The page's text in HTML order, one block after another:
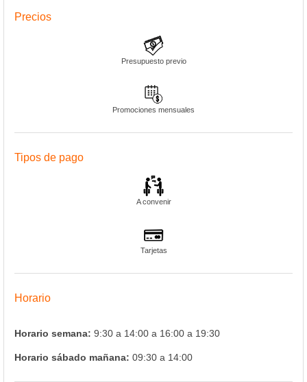
Precios
Presupuesto previo
Promociones mensuales
Tipos de pago
A convenir
Tarjetas
Horario
Horario semana: 9:30 a 14:00 a 16:00 a 19:30
Horario sábado mañana: 09:30 a 14:00